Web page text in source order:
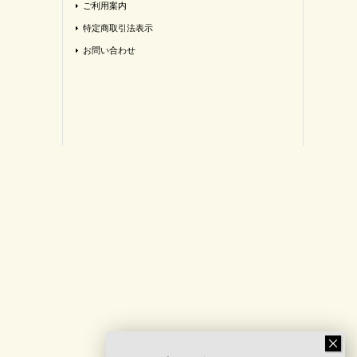
ご利用案内
特定商取引法表示
お問い合わせ